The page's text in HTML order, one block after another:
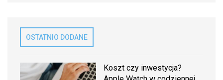
OSTATNIO DODANE
Koszt czy inwestycja?